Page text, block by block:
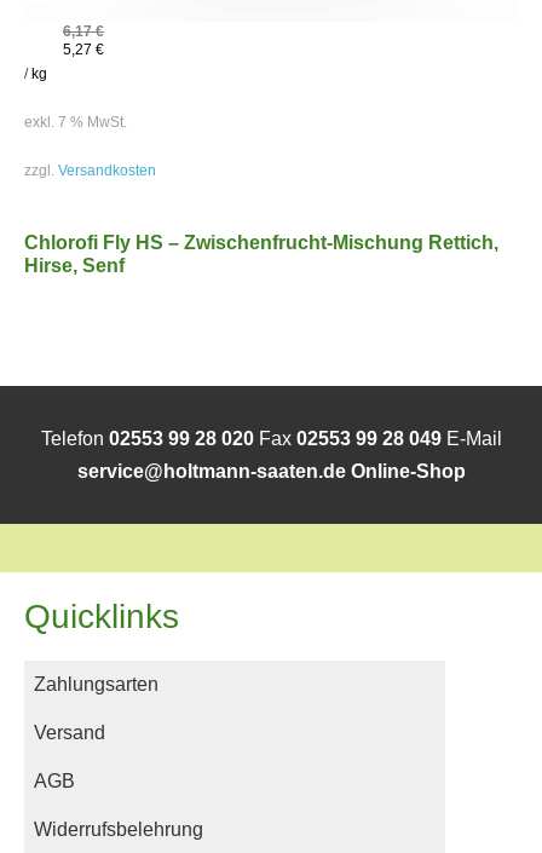
6,17€
5,27 €
/kg
exkl. 7 % MwSt.
zzgl. Versandkosten
Chlorofi Fly HS – Zwischenfrucht-Mischung Rettich,
Hirse, Senf
Telefon 02553 99 28 020Fax 02553 99 28 049E-Mail
service@holtmann-saaten.de Online-Shop
Quicklinks
Zahlungsarten
Versand
AGB
Widerrufsbelehrung